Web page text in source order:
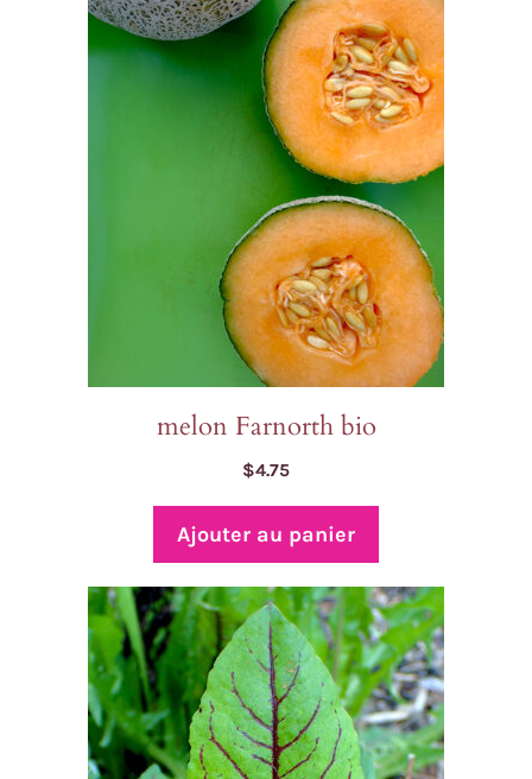
melon Farnorth bio
$4.75
Ajouter au panier